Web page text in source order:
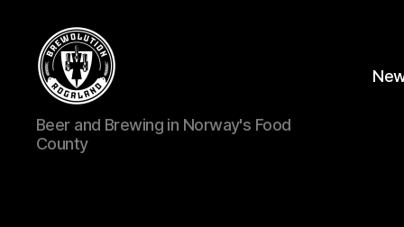
BREWOLUTION
ROGALAND
Beer and Brewing in Norway's Food
County